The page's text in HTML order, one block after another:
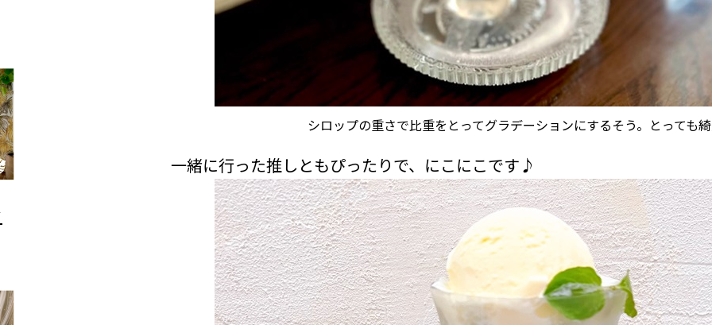
シロップの重さで比重をとってグラデーションにするそう。とっても
一緒に行った推しともぴったりで、にこにこです♪